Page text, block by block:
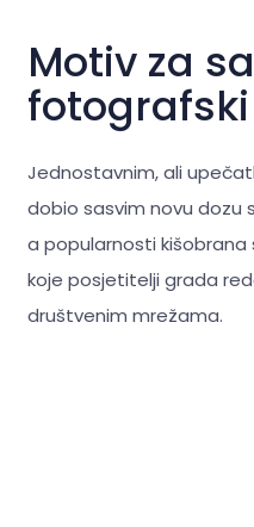
Motiv za
Jednostavnim, ali
dobio sasvim novu dozu
a popularnosti
koje posjetitelji grada
društvenim mrežama.